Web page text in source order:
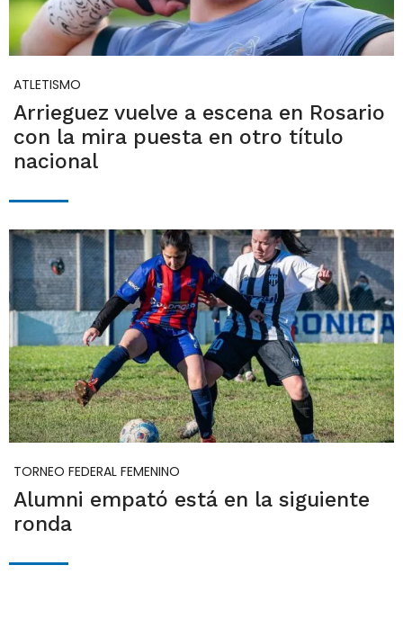
ATLETISMO
Arrieguez vuelve a escena en Rosario
con la mira puesta en otro título
nacional
TORNEO FEDERAL FEMENINO
Alumni empató está en la siguiente
ronda